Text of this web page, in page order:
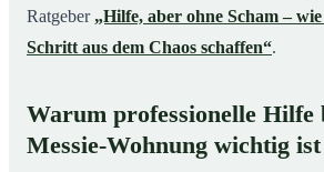
Ratgeber „Hilfe, aber ohne Scham –
Schritt aus dem Chaos schaffen“.
Warum professionelle Hilfe
Messie-Wohnung wichtig ist